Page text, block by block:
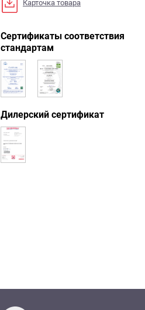
Карточка товара
Сертификаты соответствия
стандартам
Дилерский сертификат